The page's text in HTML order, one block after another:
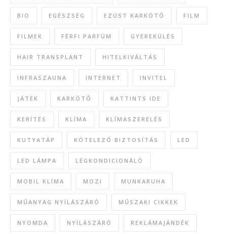
BIO EGÉSZSÉG EZÜST KARKÖTŐ FILM
FILMEK FÉRFI PARFÜM GYEREKÜLÉS
HAIR TRANSPLANT HITELKIVÁLTÁS
INFRASZAUNA INTERNET INVITEL
JÁTÉK KARKÖTŐ KATTINTS IDE
KERÍTÉS KLÍMA KLÍMASZERELÉS
KUTYATÁP KÖTELEZŐ BIZTOSÍTÁS LED
LED LÁMPA LÉGKONDICIONÁLÓ
MOBIL KLÍMA MOZI MUNKARUHA
MŰANYAG NYÍLÁSZÁRÓ MŰSZAKI CIKKEK
NYOMDA NYÍLÁSZÁRÓ REKLÁMAJÁNDÉK